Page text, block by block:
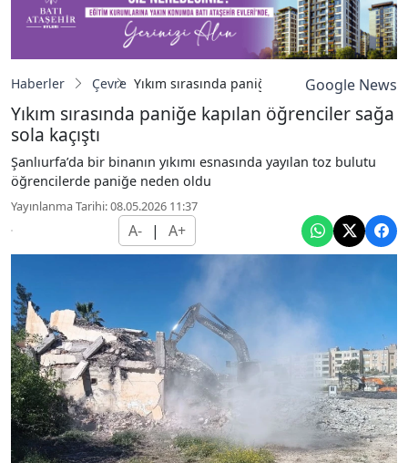
Haberler Çevre Yıkım sırasında paniğe kapılan öğrenciler
Google News
Yıkım sırasında paniğe kapılan öğrenciler sağa
sola kaçıştı
Şanlıurfa’da bir binanın yıkımı esnasında yayılan toz bulutu
öğrencilerde paniğe neden oldu
Yayınlanma Tarihi: 08.05.2026 11:37
A- | A+